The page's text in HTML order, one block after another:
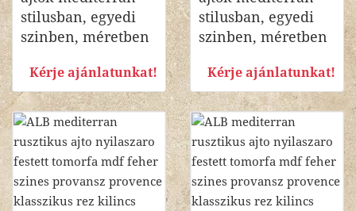
stilusban, egyedi
szinben, méretben
Kérje ajánlatunkat!
stilusban, egyedi
szinben, méretben
Kérje ajánlatunkat!